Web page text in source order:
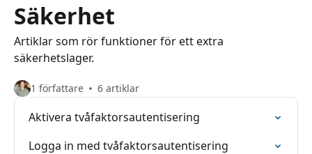
Säkerhet
Artiklar som rör funktioner för ett extra
säkerhetslager.
1 författare 6 artiklar
Aktivera tvåfaktorsautentisering
Logga in med tvåfaktorsautentisering